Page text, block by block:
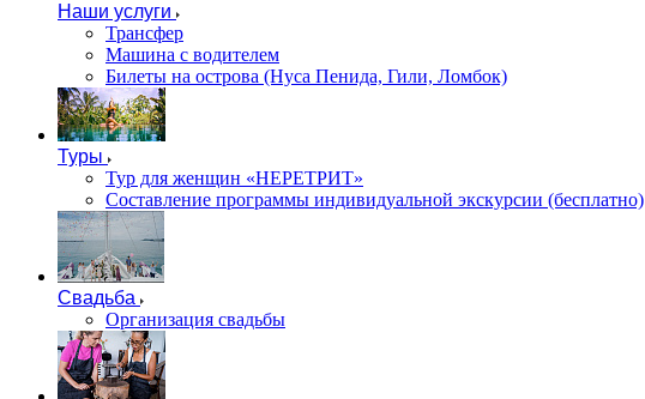
Наши услуги
Трансфер
Машина с водителем
Билеты на острова (Нуса Пенида, Гили, Ломбок)
Туры
Тур для женщин «НЕРЕТРИТ»
Составление программы индивидуальной экскурсии (бесплатно)
Свадьба
Организация свадьбы